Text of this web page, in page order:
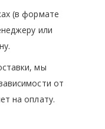
(в формате
или
мы
от
на оплату.